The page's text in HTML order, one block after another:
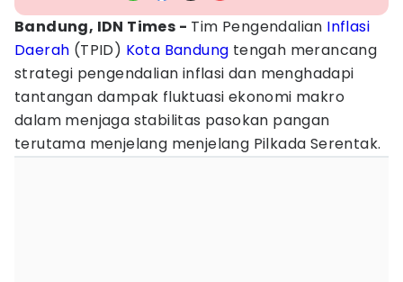
Bandung, IDN Times - Tim Pengendalian Inflasi
Daerah (TPID) Kota Bandung tengah merancang
strategi pengendalian inflasi dan menghadapi
tantangan dampak fluktuasi ekonomi makro
dalam menjaga stabilitas pasokan pangan
terutama menjelang menjelang Pilkada Serentak.